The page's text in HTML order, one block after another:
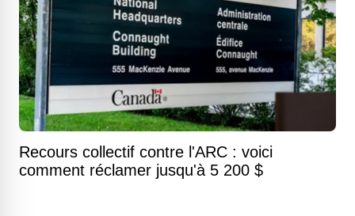
Recours collectif contre l'ARC : voici
comment réclamer jusqu'à 5 200 $